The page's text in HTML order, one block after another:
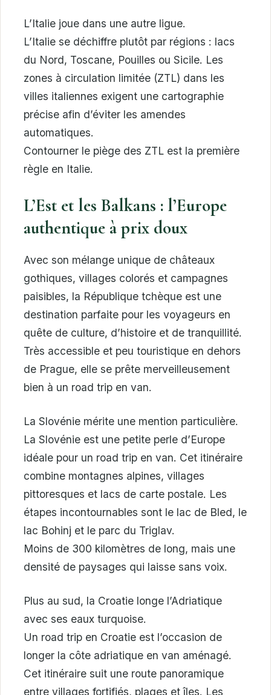
L’Italie joue dans une autre ligue.
L’Italie se déchiffre plutôt par régions : lacs
du Nord, Toscane, Pouilles ou Sicile. Les
zones à circulation limitée (ZTL) dans les
villes italiennes exigent une cartographie
précise afin d’éviter les amendes
automatiques.
Contourner le piège des ZTL est la première
règle en Italie.
L’Est et les Balkans : l’Europe
authentique à prix doux
Avec son mélange unique de châteaux
gothiques, villages colorés et campagnes
paisibles, la République tchèque est une
destination parfaite pour les voyageurs en
quête de culture, d’histoire et de tranquillité.
Très accessible et peu touristique en dehors
de Prague, elle se prête merveilleusement
bien à un road trip en van.
La Slovénie mérite une mention particulière.
La Slovénie est une petite perle d’Europe
idéale pour un road trip en van. Cet itinéraire
combine montagnes alpines, villages
pittoresques et lacs de carte postale. Les
étapes incontournables sont le lac de Bled, le
lac Bohinj et le parc du Triglav.
Moins de 300 kilomètres de long, mais une
densité de paysages qui laisse sans voix.
Plus au sud, la Croatie longe l’Adriatique
avec ses eaux turquoise.
Un road trip en Croatie est l’occasion de
longer la côte adriatique en van aménagé.
Cet itinéraire suit une route panoramique
entre villages fortifiés, plages et îles. Les